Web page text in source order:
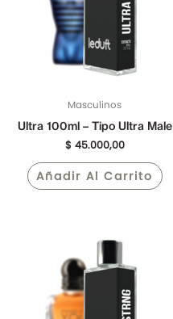
Masculinos
Ultra 100ml – Tipo Ultra Male
$ 45.000,00
Añadir Al Carrito